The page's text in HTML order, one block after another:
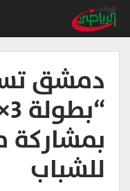
دمشق
بمشاركة
للشباب